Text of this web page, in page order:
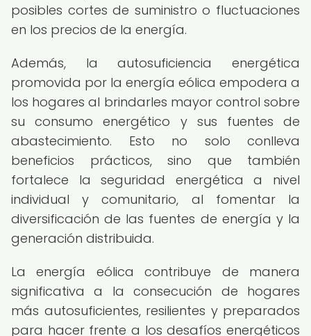
posibles cortes de suministro o fluctuaciones
en los precios de la energía.
Además, la autosuficiencia energética
promovida por la energía eólica empodera a
los hogares al brindarles mayor control sobre
su consumo energético y sus fuentes de
abastecimiento. Esto no solo conlleva
beneficios prácticos, sino que también
fortalece la seguridad energética a nivel
individual y comunitario, al fomentar la
diversificación de las fuentes de energía y la
generación distribuida.
La energía eólica contribuye de manera
significativa a la consecución de hogares
más autosuficientes, resilientes y preparados
para hacer frente a los desafíos energéticos